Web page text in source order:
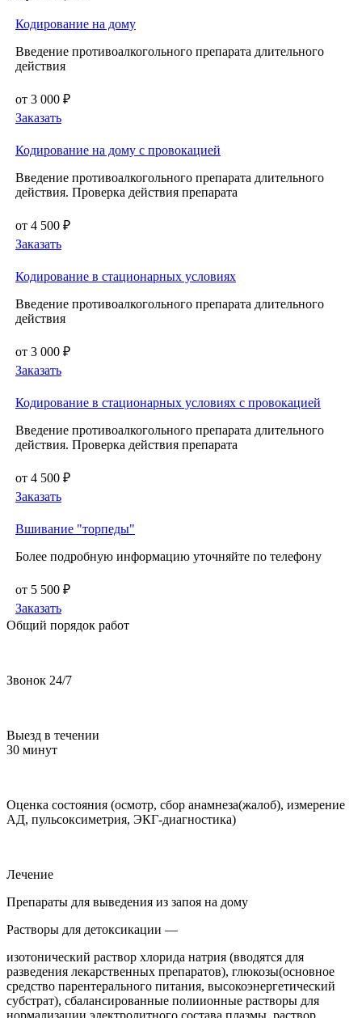
Кодирование на дому
Введение противоалкогольного препарата длительного
действия
от 3 000 ₽
Заказать
Кодирование на дому с провокацией
Введение противоалкогольного препарата длительного
действия. Проверка действия препарата
от 4 500 ₽
Заказать
Кодирование в стационарных условиях
Введение противоалкогольного препарата длительного
действия
от 3 000 ₽
Заказать
Кодирование в стационарных условиях с провокацией
Введение противоалкогольного препарата длительного
действия. Проверка действия препарата
от 4 500 ₽
Заказать
Вшивание "торпеды"
Более подробную информацию уточняйте по телефону
от 5 500 ₽
Заказать
Общий порядок работ
Звонок 24/7
Выезд в течении
30 минут
Оценка состояния (осмотр, сбор анамнеза(жалоб), измерение
АД, пульсоксиметрия, ЭКГ-диагностика)
Лечение
Препараты для выведения из запоя на дому
Растворы для детоксикации —
изотонический раствор хлорида натрия (вводятся для
разведения лекарственных препаратов), глюкозы(основное
средство парентерального питания, высокоэнергетический
субстрат), сбалансированные полиионные растворы для
нормализации электролитного состава плазмы, раствор